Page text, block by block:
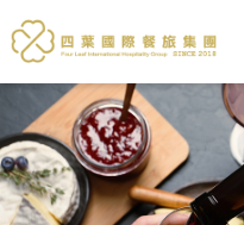
四葉國際餐